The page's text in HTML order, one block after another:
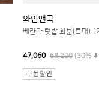
와인앤쿡
베란다 텃밭 화분(특대) 1
47,060 68,200 (30%